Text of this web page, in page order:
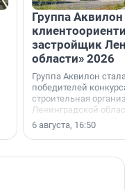
Группа Аквилон
застройщик
области» 2026
Группа Аквилон стала
победителей конкурса
строительная
Ленинградской области
номинации «Самый
застройщик
области».
6 августа, 16:50